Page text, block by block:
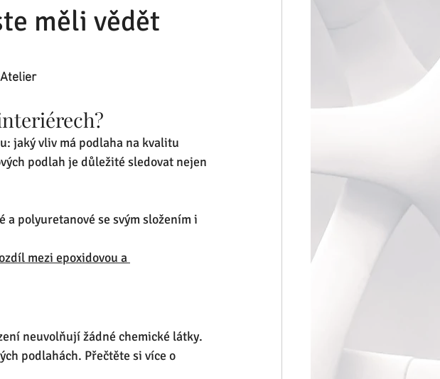
měli vědět
jaký vliv má podlaha na kvalitu
podlah je důležité sledovat nejen
a polyuretanové se svým složením i
mezi epoxidovou a
neuvolňují žádné chemické látky.
podlahách. Přečtěte si více o